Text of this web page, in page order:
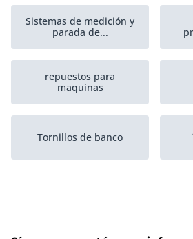
Sistemas de medición y
parada de...
repuestos para
maquinas
Tornillos de banco